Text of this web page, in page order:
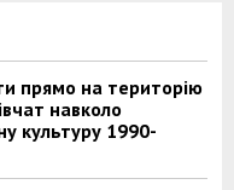
прямо на територію
навколо
культуру 1990-